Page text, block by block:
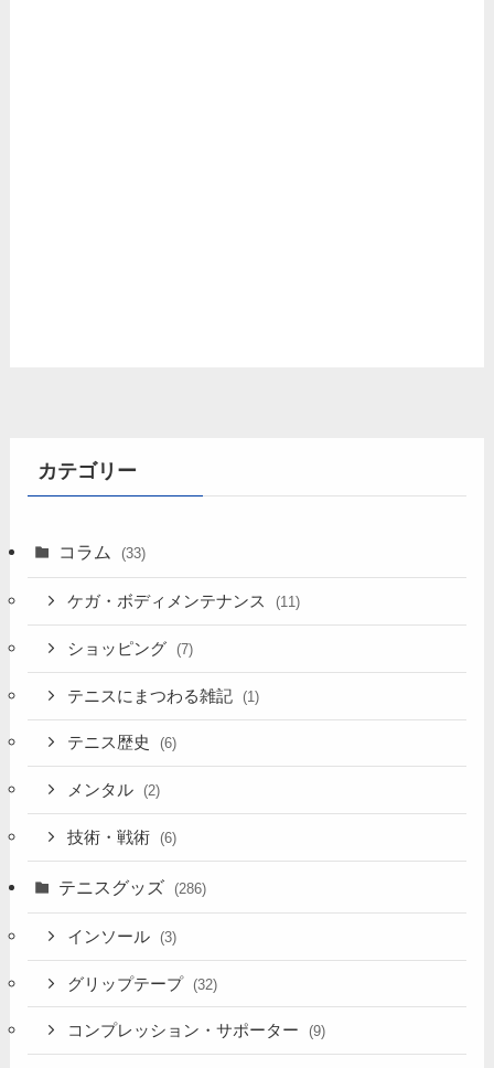
カテゴリー
コラム (33)
ケガ・ボディメンテナンス (11)
ショッピング (7)
テニスにまつわる雑記 (1)
テニス歴史 (6)
メンタル (2)
技術・戦術 (6)
テニスグッズ (286)
インソール (3)
グリップテープ (32)
コンプレッション・サポーター (9)